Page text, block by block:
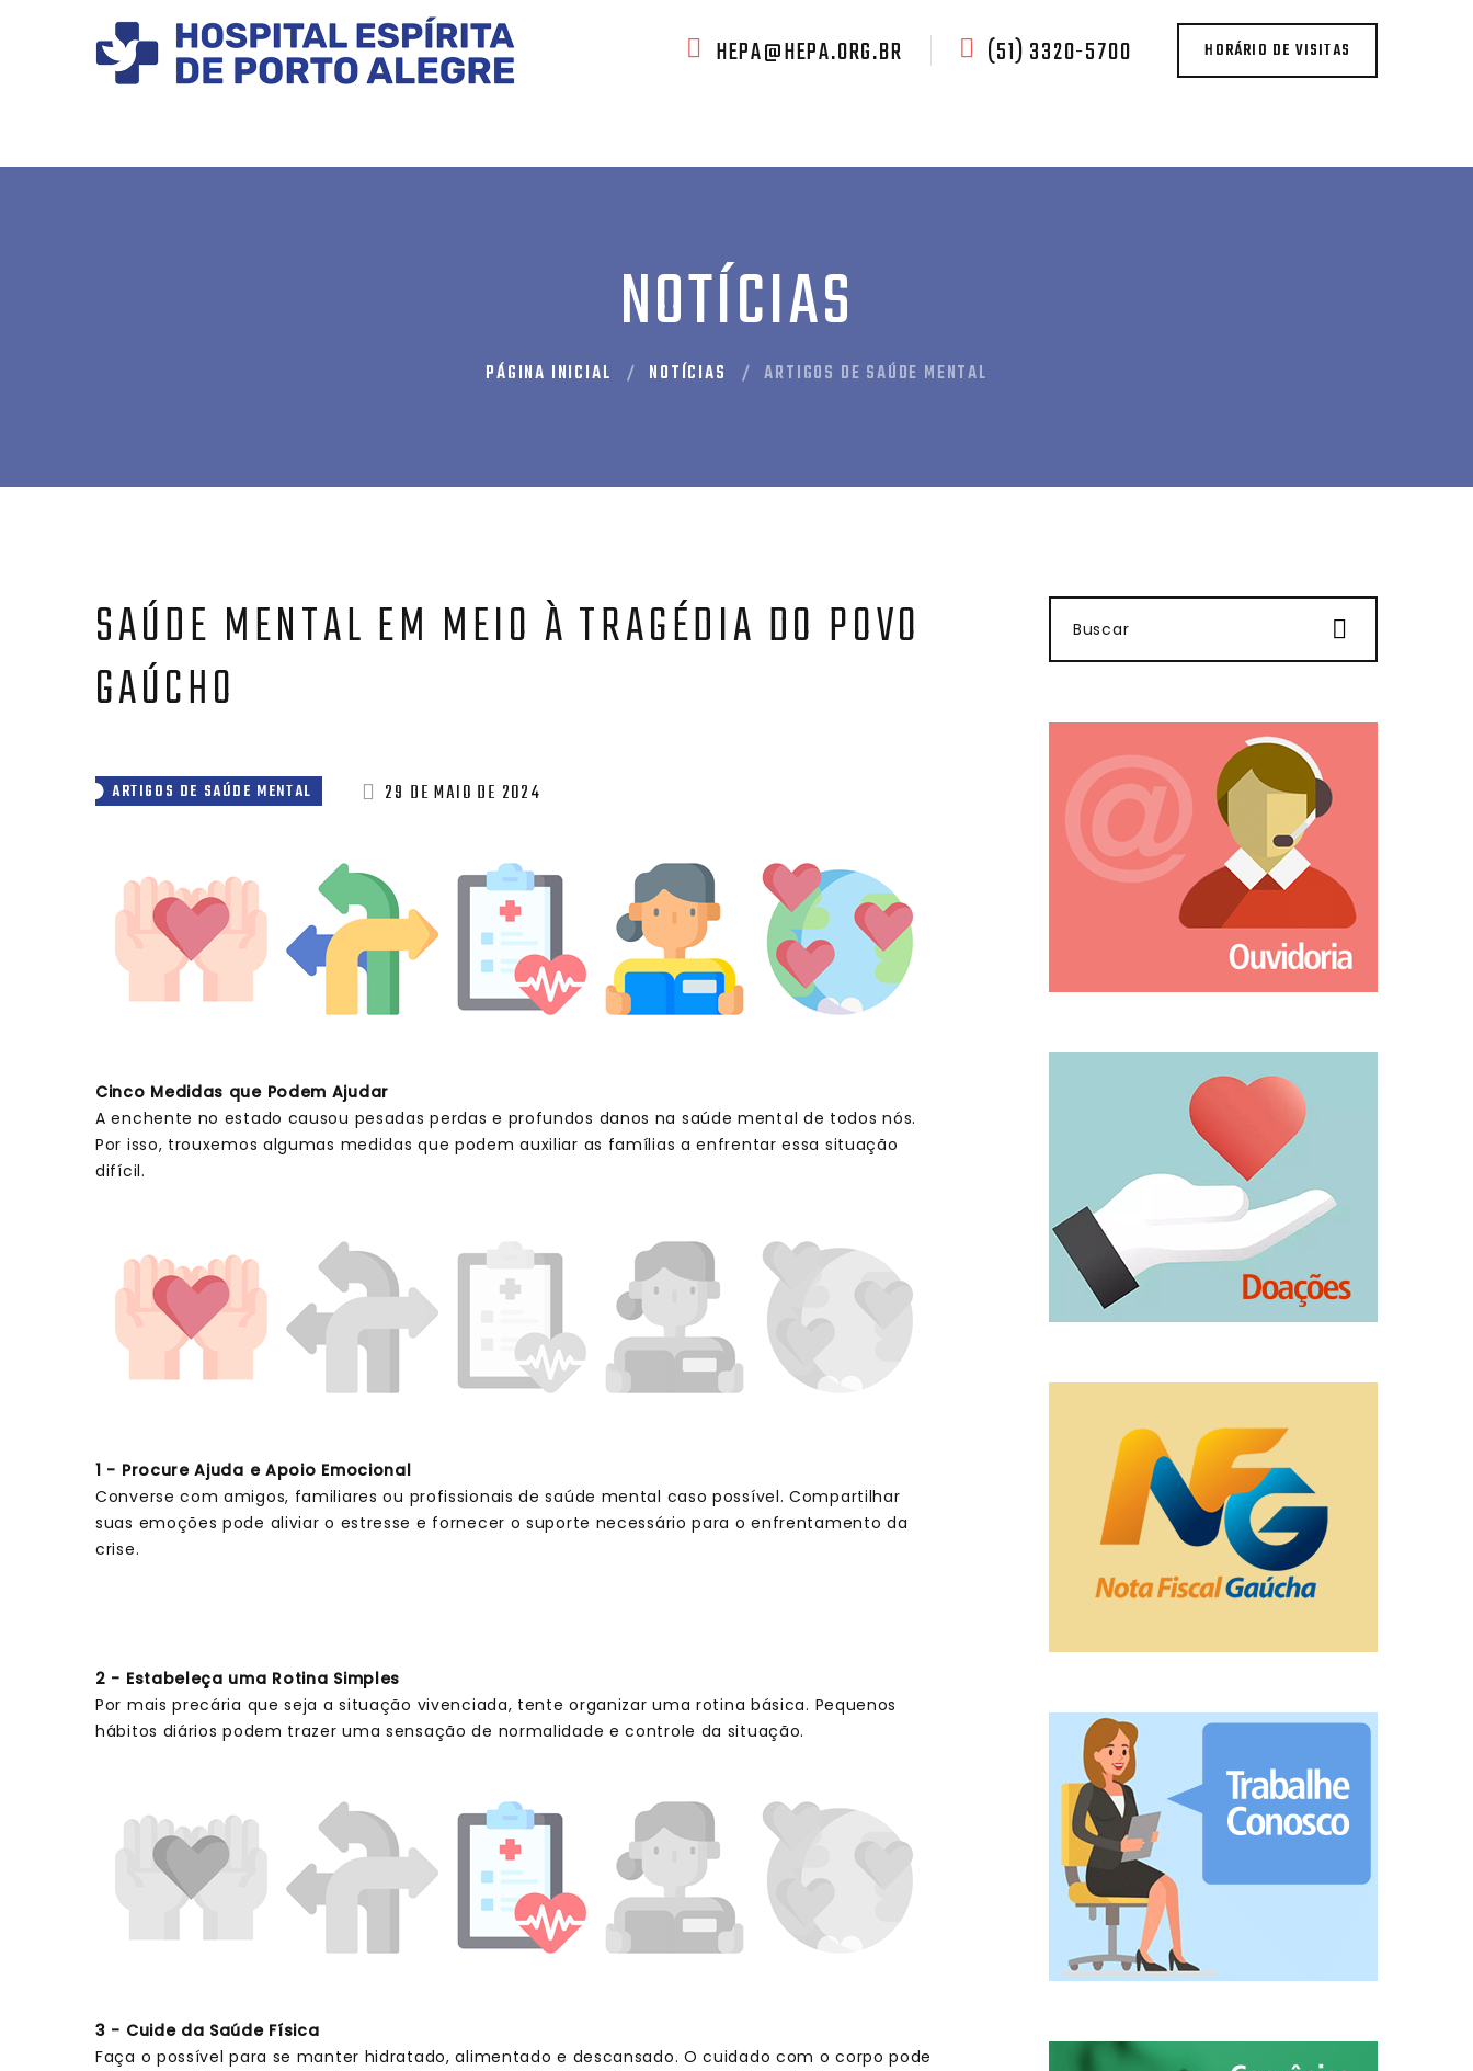
HEPA@HEPA.ORG.BR (51) 3320-5700 HORÁRIO DE VISITAS
NOTÍCIAS
PÁGINA INICIAL NOTÍCIAS ARTIGOS DE SAÚDE MENTAL
SAÚDE MENTAL EM MEIO À TRAGÉDIA DO POVO
GAÚCHO
ARTIGOS DE SAÚDE MENTAL 29 DE MAIO DE 2024
Cinco Medidas que Podem Ajudar
A enchente no estado causou pesadas perdas e profundos danos na saúde mental de todos nós.
Por isso, trouxemos algumas medidas que podem auxiliar as famílias a enfrentar essa situação
difícil.
1 - Procure Ajuda e Apoio Emocional
Converse com amigos, familiares ou profissionais de saúde mental caso possível. Compartilhar
suas emoções pode aliviar o estresse e fornecer o suporte necessário para o enfrentamento da
crise.
2 - Estabeleça uma Rotina Simples
Por mais precária que seja a situação vivenciada, tente organizar uma rotina básica. Pequenos
hábitos diários podem trazer uma sensação de normalidade e controle da situação.
3 - Cuide da Saúde Física
Faça o possível para se manter hidratado, alimentado e descansado. O cuidado com o corpo pode
Buscar